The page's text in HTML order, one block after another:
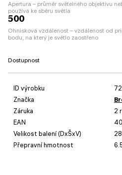
Apertura – průměr světelného objektivu
používá ke sběru světla
500
Ohnisková vzdálenost – vzdálenost od
bodu, na který je světlo zaostřeno
Dostupnost
ID výrobku
Značka
Záruka
2
EAN
Velikost balení (DxŠxV)
Přepravní hmotnost